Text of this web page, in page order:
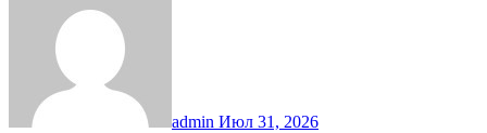
admin Июл 31, 2026